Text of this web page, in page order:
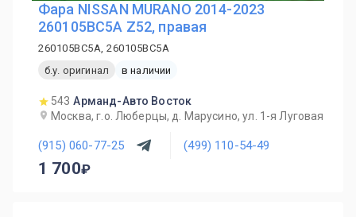
Фара NISSAN MURANO 2014-2023
260105BC5A Z52, правая
260105BC5A, 260105BC5A
б.у. оригинал
в наличии
543 Арманд-Авто Восток
Москва, г.о. Люберцы, д. Марусино, ул. 1-я Луговая
(915) 060-77-25 (499) 110-54-49
1 700